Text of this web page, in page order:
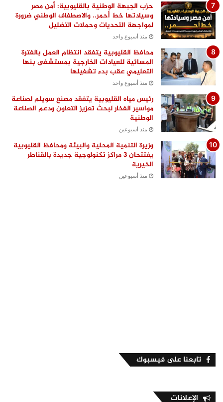
حزب الجبهة الوطنية بالقليوبية: أمن مصر
وسيادتها خط أحمر.. والاصطفاف الوطني ضرورة
لمواجهة التحديات وحملات التضليل
منذ أسبوع واحد
محافظ القليوبية يتفقد انتظام العمل بالفترة
المسائية للعيادات الخارجية بمستشفى بنها
التعليمي عقب بدء تشغيلها
منذ أسبوع واحد
رئيس مياه القليوبية يتفقد مصنع سويلم لصناعة
مواسير الفخار لبحث تعزيز التعاون ودعم الصناعة
الوطنية
منذ أسبوعين
وزيرة التنمية المحلية والبيئة ومحافظ القليوبية
يفتتحان 3 مراكز تكنولوجية جديدة بالقناطر
الخيرية
منذ أسبوعين
تابعنا على فيسبوك
الإعلانات